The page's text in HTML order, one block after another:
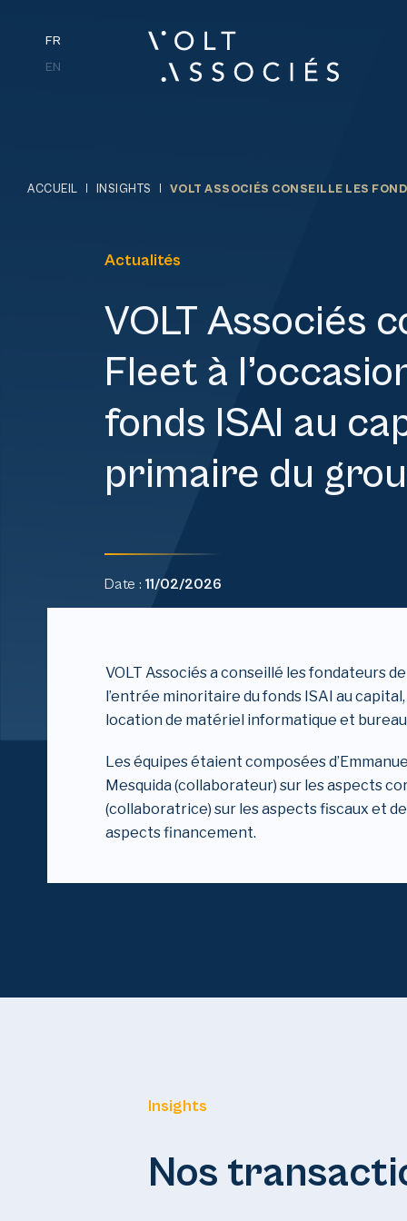
FR
EN
ACCUEIL INSIGHTS VOLT ASSOCIÉS CONSEILLE LES
Actualités
VOLT Associés
Fleet à
fonds ISAI au
primaire du
Date : 11/02/2026
VOLT Associés a conseillé les fondateurs
l’entrée minoritaire du fonds ISAI au
location de matériel informatique et
Les équipes étaient composées
Mesquida (collaborateur) sur les aspects
(collaboratrice) sur les aspects fiscaux et
aspects financement.
Insights
Nos